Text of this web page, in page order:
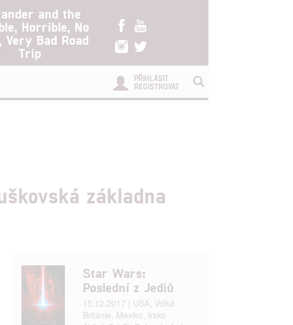
and the
Horrible, No
Very Bad Road
Trip
PŘIHLÁSIT
REGISTROVAT
základna
Star Wars:
Poslední z Jediů
15.12.2017 | USA, Velká
Británie, Mexiko, Irsko